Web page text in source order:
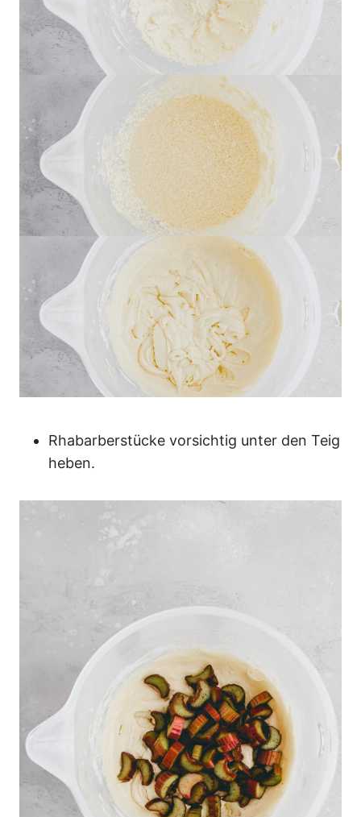
Rhabarberstücke vorsichtig unter den Teig
heben.